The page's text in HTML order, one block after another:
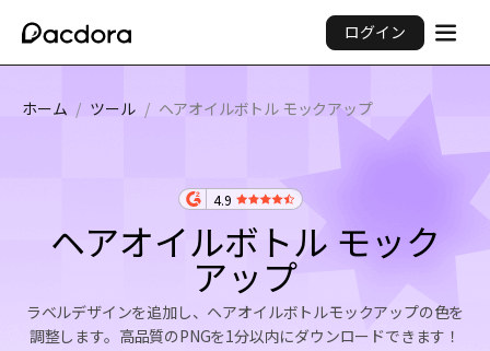
ログイン
ホーム / ツール / ヘアオイルボトル モックアップ
4.9
ヘアオイルボトル モック
アップ
ラベルデザインを追加し、ヘアオイルボトルモックアップの色を
調整します。高品質のPNGを1分以内にダウンロードできます！